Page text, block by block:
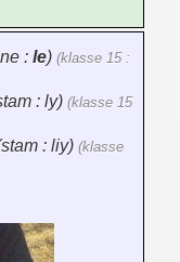
: le) (klasse 15 :
: ly) (klasse 15
: liy) (klasse